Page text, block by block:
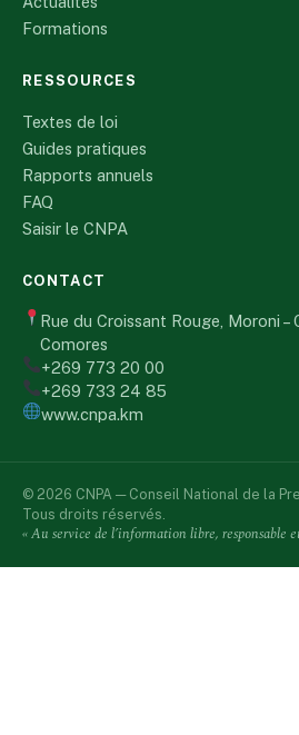
Formations
RESSOURCES
Textes de loi
Guides pratiques
Rapports annuels
FAQ
Saisir le CNPA
CONTACT
Rue du Croissant Rouge, Moroni –
Comores
+269 773 20 00
+269 733 24 85
www.cnpa.km
© 2026 CNPA — Conseil National de la
Tous droits réservés.
« Au service de l’information libre, responsable